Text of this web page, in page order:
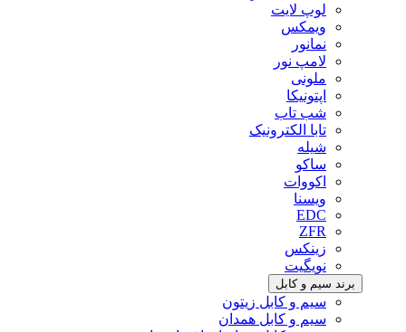
لوپ لایت
ویمکس
نمانور
لامپ نور
ملونی
اپتونیکا
شب تاب
تابا الکترونیک
شیله
ساکو
اکووات
ویسنا
EDC
ZFR
زینکس
نویگیت
برند سیم و کابل
سیم و کابل زیتون
سیم و کابل همدان